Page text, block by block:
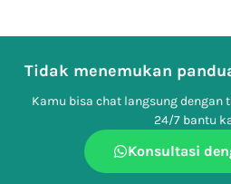
Tidak menemukan
Kamu bisa chat langsung dengan
24/7 bantu
Konsultasi